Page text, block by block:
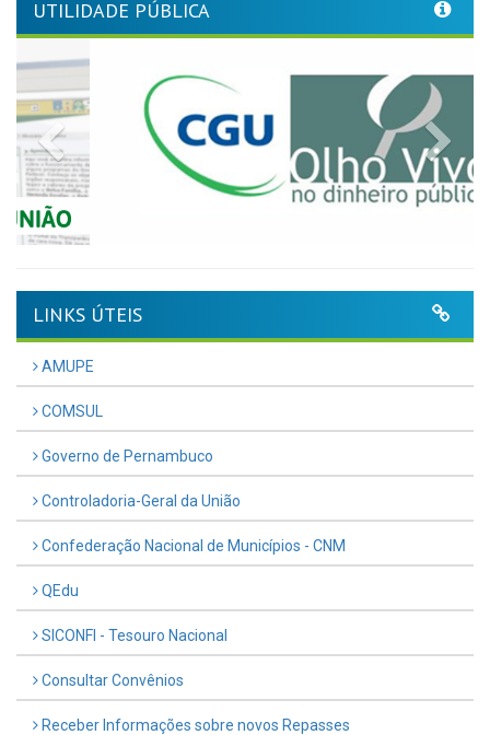
UTILIDADE PÚBLICA
Previous
LINKS ÚTEIS
AMUPE
COMSUL
Governo de Pernambuco
Controladoria-Geral da União
Confederação Nacional de Municípios - CNM
QEdu
SICONFI - Tesouro Nacional
Consultar Convênios
Receber Informações sobre novos Repasses